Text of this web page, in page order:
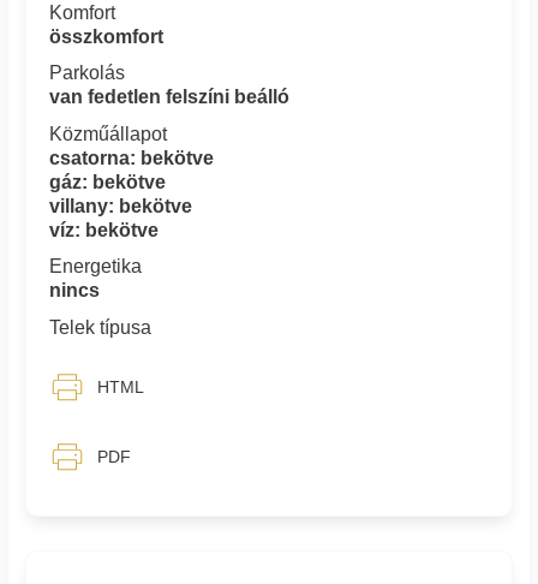
Komfort
összkomfort
Parkolás
van fedetlen felszíni beálló
Közműállapot
csatorna: bekötve
gáz: bekötve
villany: bekötve
víz: bekötve
Energetika
nincs
Telek típusa
HTML
PDF